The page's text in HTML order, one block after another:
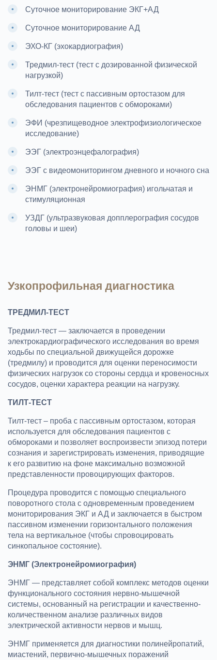
Суточное мониторирование ЭКГ+АД
Суточное мониторирование АД
ЭХО-КГ (эхокардиография)
Тредмил-тест (тест с дозированной физической
нагрузкой)
Тилт-тест (тест с пассивным ортостазом для
обследования пациентов с обмороками)
ЭФИ (чрезпищеводное электрофизиологическое
исследование)
ЭЭГ (электроэнцефалография)
ЭЭГ с видеомониторингом дневного и ночного сна
ЭНМГ (электронейромиография) игольчатая и
стимуляционная
УЗДГ (ультразвуковая допплерография сосудов
головы и шеи)
Узкопрофильная диагностика
ТРЕДМИЛ-ТЕСТ
Тредмил-тест — заключается в проведении
электрокардиографического исследования во время
ходьбы по специальной движущейся дорожке
(тредмилу) и проводится для оценки переносимости
физических нагрузок со стороны сердца и кровеносных
сосудов, оценки характера реакции на нагрузку.
ТИЛТ-ТЕСТ
Тилт-тест – проба с пассивным ортостазом, которая
используется для обследования пациентов с
обмороками и позволяет воспроизвести эпизод потери
сознания и зарегистрировать изменения, приводящие
к его развитию на фоне максимально возможной
представленности провоцирующих факторов.
Процедура проводится с помощью специального
поворотного стола с одновременным проведением
мониторирования ЭКГ и АД и заключается в быстром
пассивном изменении горизонтального положения
тела на вертикальное (чтобы спровоцировать
синкопальное состояние).
ЭНМГ (Электронейромиография)
ЭНМГ — представляет собой комплекс методов оценки
функционального состояния нервно-мышечной
системы, основанный на регистрации и качественно-
количественном анализе различных видов
электрической активности нервов и мышц.
ЭНМГ применяется для диагностики полинейропатий,
миастений, первично-мышечных поражений